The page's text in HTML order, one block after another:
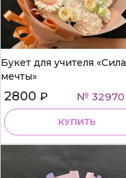
Букет для учителя «Сила
мечты»
2800 ₽ № 32970
КУПИТЬ